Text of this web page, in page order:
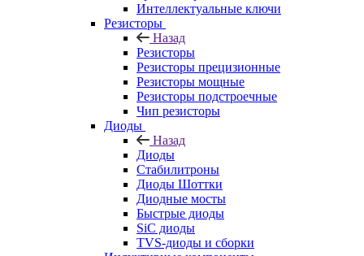
Интеллектуальные ключи
Резисторы
Назад
Резисторы
Резисторы прецизионные
Резисторы мощные
Резисторы подстроечные
Чип резисторы
Диоды
Назад
Диоды
Стабилитроны
Диоды Шоттки
Диодные мосты
Быстрые диоды
SiC диоды
TVS-диоды и сборки